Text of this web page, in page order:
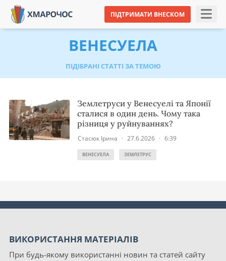
ПІДТРИМАТИ ВНЕСКОМ
ВЕНЕСУЕЛА
ПІДІБРАНІ СТАТТІ ЗА ТЕМОЮ
Землетруси у Венесуелі та Японії
сталися в один день. Чому така
різниця у руйнуваннях?
Стасюк Ірина · 27.6.2026 · 6:39
ВЕНЕСУЕЛА ЗЕМЛЕТРУС
ВИКОРИСТАННЯ МАТЕРІАЛІВ
При будь-якому використанні новин та статей сайту